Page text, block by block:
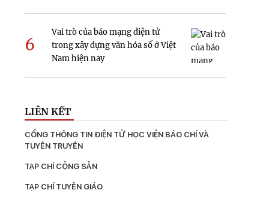
6
Vai trò của báo mạng điện tử
trong xây dựng văn hóa số ở Việt
Nam hiện nay
LIÊN KẾT
CỔNG THÔNG TIN ĐIỆN TỬ HỌC VIỆN BÁO CHÍ VÀ
TUYÊN TRUYỀN
TẠP CHÍ CỘNG SẢN
TẠP CHÍ TUYÊN GIÁO